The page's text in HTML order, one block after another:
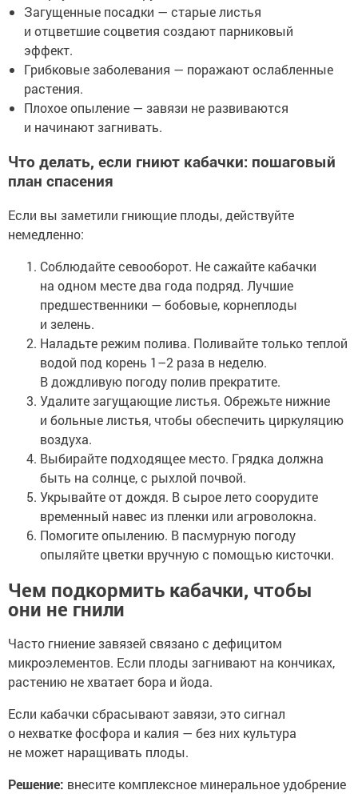
Загущенные посадки — старые листья
и отцветшие соцветия создают парниковый
эффект.
Грибковые заболевания — поражают ослабленные
растения.
Плохое опыление — завязи не развиваются
и начинают загнивать.
Что делать, если гниют кабачки: пошаговый
план спасения
Если вы заметили гниющие плоды, действуйте
немедленно:
Соблюдайте севооборот. Не сажайте кабачки
на одном месте два года подряд. Лучшие
предшественники — бобовые, корнеплоды
и зелень.
Наладьте режим полива. Поливайте только теплой
водой под корень 1–2 раза в неделю.
В дождливую погоду полив прекратите.
Удалите загущающие листья. Обрежьте нижние
и больные листья, чтобы обеспечить циркуляцию
воздуха.
Выбирайте подходящее место. Грядка должна
быть на солнце, с рыхлой почвой.
Укрывайте от дождя. В сырое лето соорудите
временный навес из пленки или агроволокна.
Помогите опылению. В пасмурную погоду
опыляйте цветки вручную с помощью кисточки.
Чем подкормить кабачки, чтобы
они не гнили
Часто гниение завязей связано с дефицитом
микроэлементов. Если плоды загнивают на кончиках,
растению не хватает бора и йода.
Если кабачки сбрасывают завязи, это сигнал
о нехватке фосфора и калия — без них культура
не может наращивать плоды.
Решение: внесите комплексное минеральное удобрение